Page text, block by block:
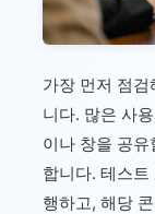
가장 먼저 점
니다. 많은 사
이나 창을 공
합니다. 테스
행하고, 해당